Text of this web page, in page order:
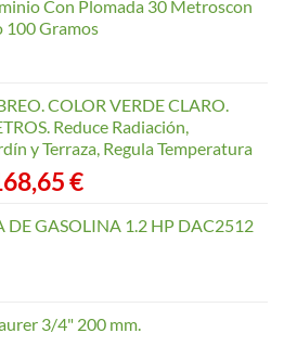
168,65 €
Con Plomada 30 Metroscon
100 Gramos
COLOR VERDE CLARO.
Reduce Radiación,
y Terraza, Regula Temperatura
€Rango
precios:
DE GASOLINA 1.2 HP DAC2512
3/4" 200 mm.